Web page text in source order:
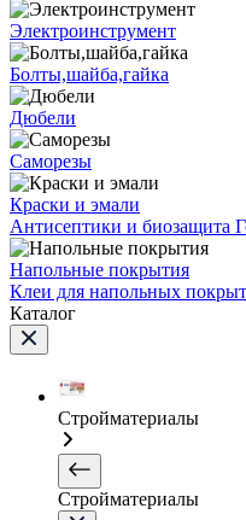
Электроинструмент
Болты,шайба,гайка
Дюбели
Саморезы
Краски и эмали
Антисептики и биозащита
Напольные покрытия
Клеи для напольных
Каталог
Стройматериалы
Стройматериалы